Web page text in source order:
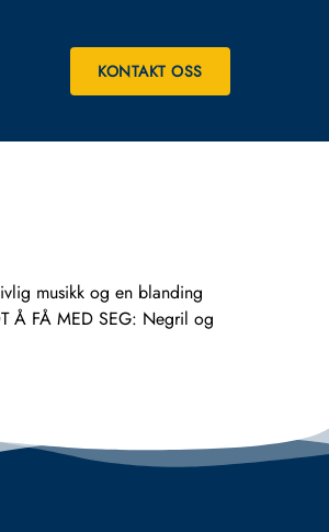
KONTAKT OSS
musikk og en blanding
Å FÅ MED SEG: Negril og